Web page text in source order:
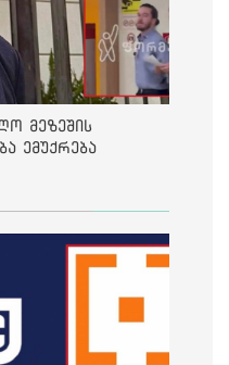
მეზეშის
ემუქრება